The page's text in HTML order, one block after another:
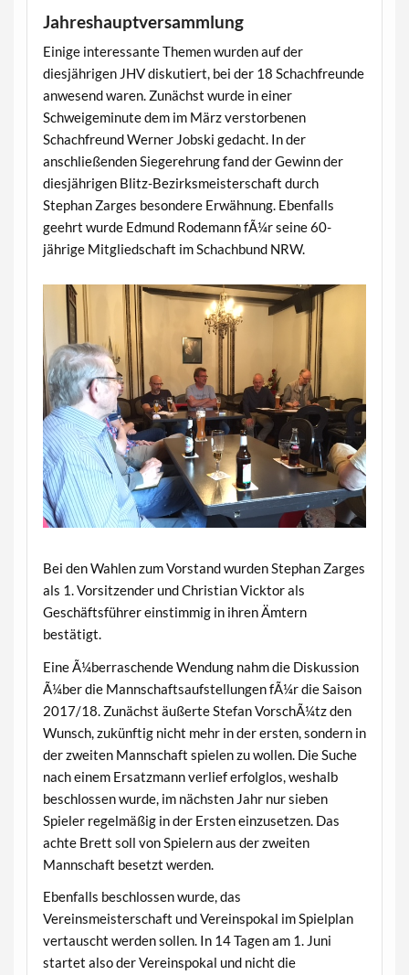
Jahreshauptversammlung
Einige interessante Themen wurden auf der
diesjährigen JHV diskutiert, bei der 18 Schachfreunde
anwesend waren. Zunächst wurde in einer
Schweigeminute dem im März verstorbenen
Schachfreund Werner Jobski gedacht. In der
anschließenden Siegerehrung fand der Gewinn der
diesjährigen Blitz-Bezirksmeisterschaft durch
Stephan Zarges besondere Erwähnung. Ebenfalls
geehrt wurde Edmund Rodemann fÃ¼r seine 60-
jährige Mitgliedschaft im Schachbund NRW.
Bei den Wahlen zum Vorstand wurden Stephan Zarges
als 1. Vorsitzender und Christian Vicktor als
Geschäftsführer einstimmig in ihren Ämtern
bestätigt.
Eine Ã¼berraschende Wendung nahm die Diskussion
Ã¼ber die Mannschaftsaufstellungen fÃ¼r die Saison
2017/18. Zunächst äußerte Stefan VorschÃ¼tz den
Wunsch, zukünftig nicht mehr in der ersten, sondern in
der zweiten Mannschaft spielen zu wollen. Die Suche
nach einem Ersatzmann verlief erfolglos, weshalb
beschlossen wurde, im nächsten Jahr nur sieben
Spieler regelmäßig in der Ersten einzusetzen. Das
achte Brett soll von Spielern aus der zweiten
Mannschaft besetzt werden.
Ebenfalls beschlossen wurde, das
Vereinsmeisterschaft und Vereinspokal im Spielplan
vertauscht werden sollen. In 14 Tagen am 1. Juni
startet also der Vereinspokal und nicht die